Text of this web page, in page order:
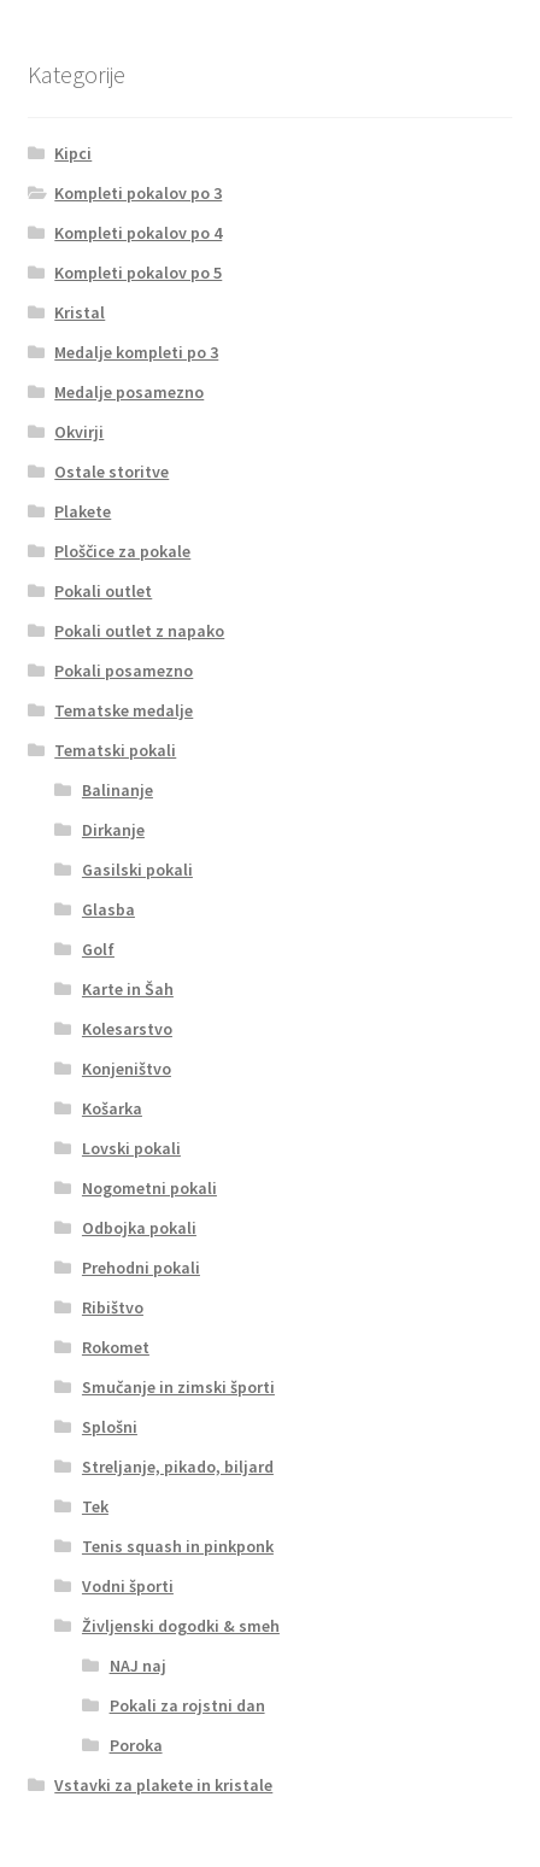
Kategorije
Kipci
Kompleti pokalov po 3
Kompleti pokalov po 4
Kompleti pokalov po 5
Kristal
Medalje kompleti po 3
Medalje posamezno
Okvirji
Ostale storitve
Plakete
Ploščice za pokale
Pokali outlet
Pokali outlet z napako
Pokali posamezno
Tematske medalje
Tematski pokali
Balinanje
Dirkanje
Gasilski pokali
Glasba
Golf
Karte in Šah
Kolesarstvo
Konjeništvo
Košarka
Lovski pokali
Nogometni pokali
Odbojka pokali
Prehodni pokali
Ribištvo
Rokomet
Smučanje in zimski športi
Splošni
Streljanje, pikado, biljard
Tek
Tenis squash in pinkponk
Vodni športi
Življenski dogodki & smeh
NAJ naj
Pokali za rojstni dan
Poroka
Vstavki za plakete in kristale